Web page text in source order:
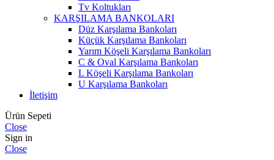
Tv Koltukları
KARŞILAMA BANKOLARI
Düz Karşılama Bankoları
Küçük Karşılama Bankoları
Yarım Köşeli Karşılama Bankoları
C & Oval Karşılama Bankoları
L Köşeli Karşılama Bankoları
U Karşılama Bankoları
İletişim
Ürün Sepeti
Close
Sign in
Close